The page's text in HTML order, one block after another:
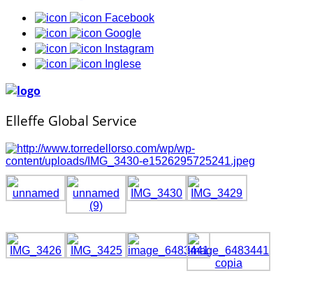
Facebook
Google
Instagram
Inglese
Elleffe Global Service